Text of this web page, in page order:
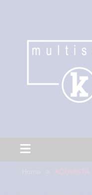
ACQUISTA